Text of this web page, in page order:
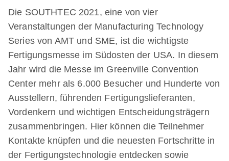
Die SOUTHTEC 2021, eine von vier
Veranstaltungen der Manufacturing Technology
Series von AMT und SME, ist die wichtigste
Fertigungsmesse im Südosten der USA. In diesem
Jahr wird die Messe im Greenville Convention
Center mehr als 6.000 Besucher und Hunderte von
Ausstellern, führenden Fertigungslieferanten,
Vordenkern und wichtigen Entscheidungsträgern
zusammenbringen. Hier können die Teilnehmer
Kontakte knüpfen und die neuesten Fortschritte in
der Fertigungstechnologie entdecken sowie